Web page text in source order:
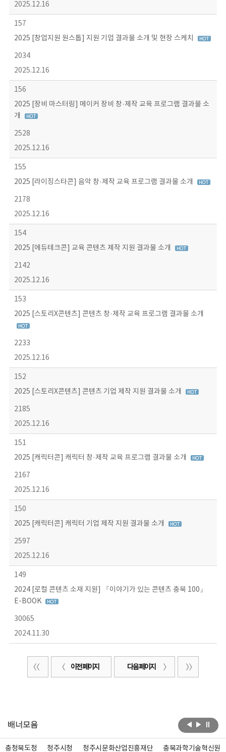
2025.12.16
157
2025 [창업지원 원스톱] 지원 기업 결과물 소개 및 현장 스케치
2034
2025.12.16
156
2025 [장비 마스터링] 메이커 장비 창·제작 교육 프로그램 결과물 소
개
2528
2025.12.16
155
2025 [라이징스타콘] 음악 창·제작 교육 프로그램 결과물 소개
2178
2025.12.16
154
2025 [에듀테크콘] 교육 콘텐츠 제작 지원 결과물 소개
2142
2025.12.16
153
2025 [스토리X콘텐츠] 콘텐츠 창·제작 교육 프로그램 결과물 소개
2233
2025.12.16
152
2025 [스토리X콘텐츠] 콘텐츠 기업 제작 지원 결과물 소개
2185
2025.12.16
151
2025 [캐릭터콘] 캐릭터 창·제작 교육 프로그램 결과물 소개
2167
2025.12.16
150
2025 [캐릭터콘] 캐릭터 기업 제작 지원 결과물 소개
2597
2025.12.16
149
2024 [로컬 콘텐츠 소재 지원] 『이야기가 있는 콘텐츠 충북 100』
E-BOOK
30065
2024.11.30
이전 페이지 다음 페이지
배너모음
충청북도청 청주시청 청주시문화산업진흥재단 충북과학기술혁신원